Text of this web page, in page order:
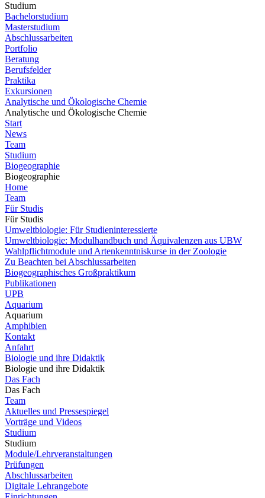
Studium
Bachelorstudium
Masterstudium
Abschlussarbeiten
Portfolio
Beratung
Berufsfelder
Praktika
Exkursionen
Analytische und Ökologische Chemie
Analytische und Ökologische Chemie
Start
News
Team
Studium
Biogeographie
Biogeographie
Home
Team
Für Studis
Für Studis
Umweltbiologie: Für Studieninteressierte
Umweltbiologie: Modulhandbuch und Äquivalenzen aus UBW
Wahlpflichtmodule und Artenkenntniskurse in der Zoologie
Zu Beachten bei Abschlussarbeiten
Biogeographisches Großpraktikum
Publikationen
UPB
Aquarium
Aquarium
Amphibien
Kontakt
Anfahrt
Biologie und ihre Didaktik
Biologie und ihre Didaktik
Das Fach
Das Fach
Team
Aktuelles und Pressespiegel
Vorträge und Videos
Studium
Studium
Module/Lehrveranstaltungen
Prüfungen
Abschlussarbeiten
Digitale Lehrangebote